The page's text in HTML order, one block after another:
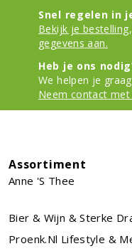
Snel regelen in
Bekijk je bestelling,
gegevens aan.
Heb je ons
We helpen je
Neem contact met
Assortiment
Anne 's Thee
Bier & Wijn & Sterke
Proenk.nl Lifestyle &